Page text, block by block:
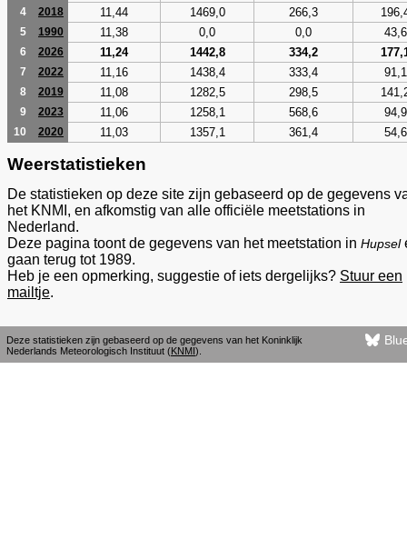
4 2018 11,44 1469,0 266,3
5 1990 11,38 0,0 0,0 43,6
6 2026 11,24 1442,8 334,2
7 2022 11,16 1438,4 333,4 91,1
8 2019 11,08 1282,5 298,5
9 2023 11,06 1258,1 568,6 94,9
10 2020 11,03 1357,1 361,4 54,6
Weerstatistieken
De statistieken op deze site zijn gebaseerd op de gegevens
het KNMI, en afkomstig van alle officiële meetstations in
Nederland.
Deze pagina toont de gegevens van het meetstation in Hupsel
gaan terug tot 1989.
Heb je een opmerking, suggestie of iets dergelijks? Stuur een
mailtje.
Deze statistieken zijn gebaseerd op de gegevens van het Koninklijk
Nederlands Meteorologisch Instituut (KNMI).